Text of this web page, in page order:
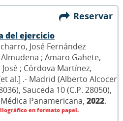
Reservar
del ejercicio
José Fernández
; Amaro Gahete,
; Córdova Martínez,
al.] .- Madrid (Alberto Alcocer
Sauceda 10 (C.P. 28050),
Panamericana, 2022.
en formato papel.